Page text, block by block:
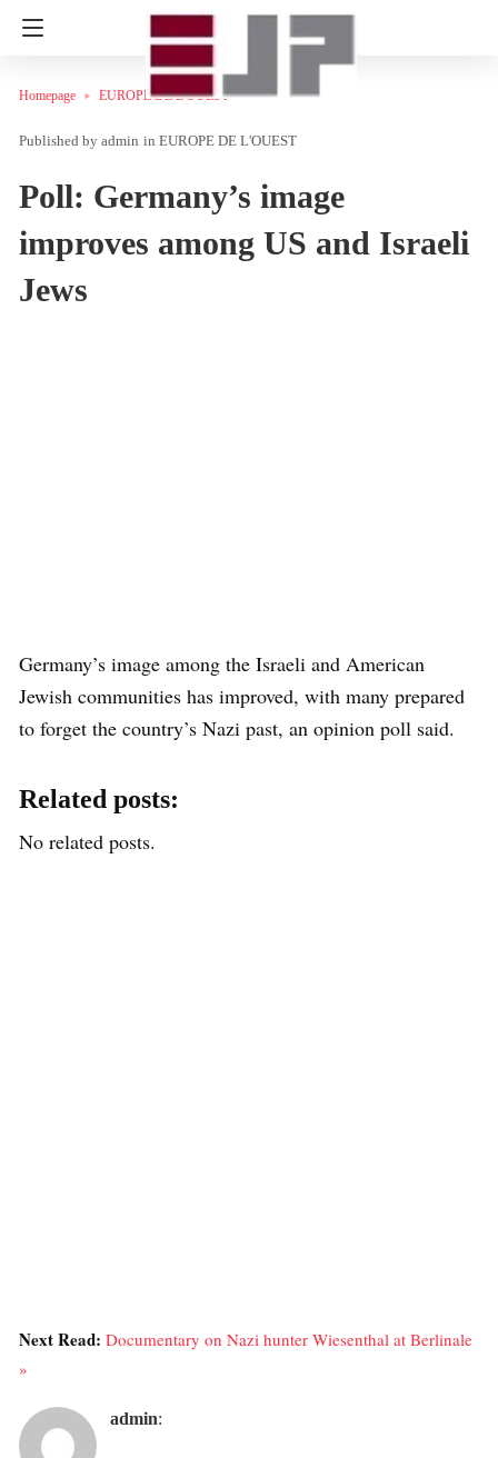
Homepage EUROPE DE L'OUEST
admin in EUROPE DE L'OUEST
Poll: Germany’s image
improves among US and Israeli
Jews
Germany’s image among the Israeli and American
Jewish communities has improved, with many prepared
to forget the country’s Nazi past, an opinion poll said.
Related posts:
No related posts.
Next Read: Documentary on Nazi hunter Wiesenthal at Berlinale
»
admin: